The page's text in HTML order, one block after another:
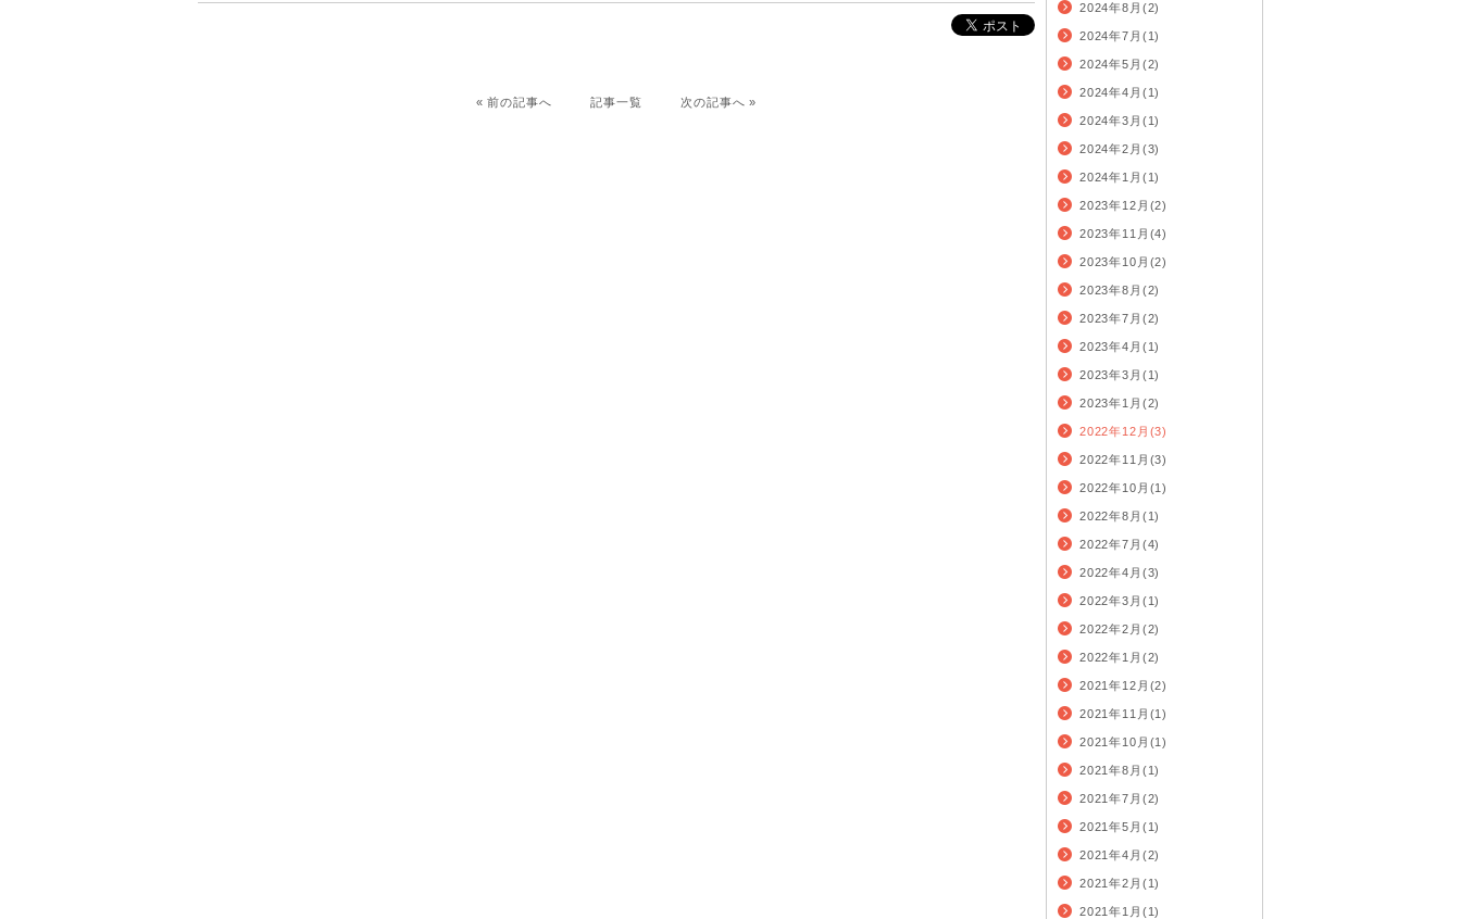
2024年8月(2)
2024年7月(1)
2024年5月(2)
2024年4月(1)
2024年3月(1)
2024年2月(3)
2024年1月(1)
2023年12月(2)
2023年11月(4)
2023年10月(2)
2023年8月(2)
2023年7月(2)
2023年4月(1)
2023年3月(1)
2023年1月(2)
2022年12月(3)
2022年11月(3)
2022年10月(1)
2022年8月(1)
2022年7月(4)
2022年4月(3)
2022年3月(1)
2022年2月(2)
2022年1月(2)
2021年12月(2)
2021年11月(1)
2021年10月(1)
2021年8月(1)
2021年7月(2)
2021年5月(1)
2021年4月(2)
2021年2月(1)
2021年1月(1)
«前の記事へ 記事一覧 次の記事へ »